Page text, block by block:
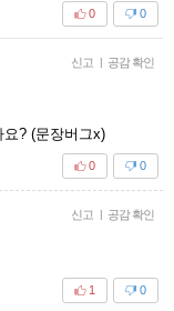
0
0
신고 | 공감 확인
? (문장버그x)
0
0
신고 | 공감 확인
0
1